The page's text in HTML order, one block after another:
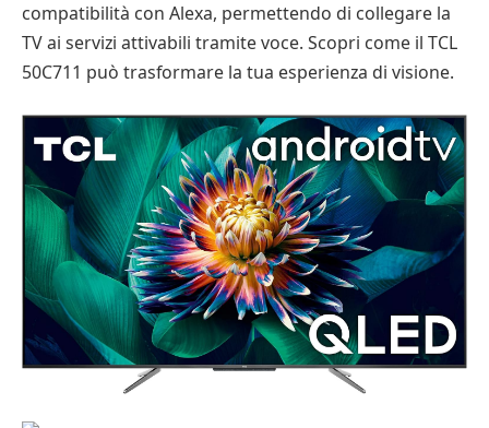
compatibilità con Alexa, permettendo di collegare la
TV ai servizi attivabili tramite voce. Scopri come il TCL
50C711 può trasformare la tua esperienza di visione.